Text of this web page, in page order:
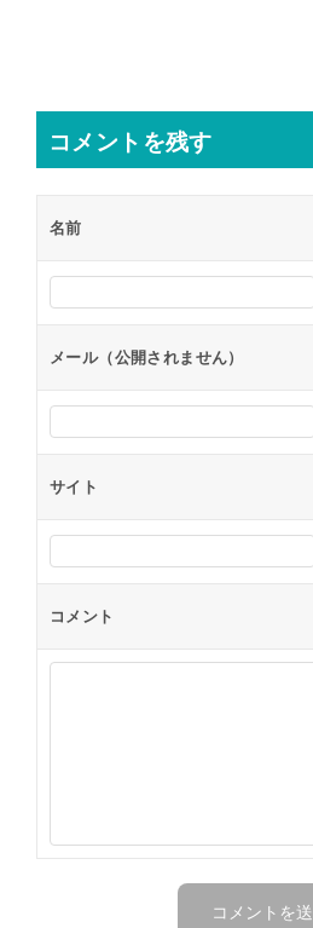
ョ
コメントを残す
名前
メール（公開されません）
サイト
コメント